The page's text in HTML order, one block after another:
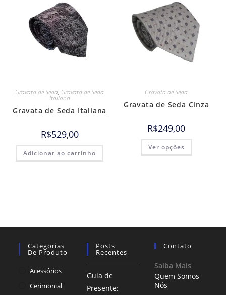
Gravata de Seda, Gravata de Seda
Italiana
Gravata de Seda Italiana
R$529,00
Adicionar ao carrinho
Gravata de Seda
Gravata de Seda Cinza
R$249,00
Ver opções
Categorias
De Produto
Acessórios
Cerimonial
Posts
Recentes
Guia de
Presente:
Contato
Saiba Mais
Quem Somos
Nós